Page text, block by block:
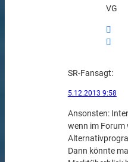
VG
SR-Fansagt:
5.12.2013 9:58
Ansonsten:
wenn im Forum
Dann könnte